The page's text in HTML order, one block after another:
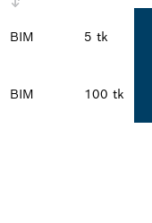
BIM 5 tk
BIM 100 tk